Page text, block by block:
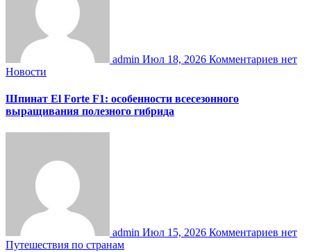
admin Июл 18, 2026 Комментариев нет
Новости
Шпинат El Forte F1: особенности всесезонного
выращивания полезного гибрида
admin Июл 15, 2026 Комментариев нет
Путешествия по странам